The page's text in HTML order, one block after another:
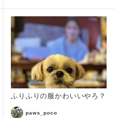
ふりふりの服かわいいやろ？
paws_poco